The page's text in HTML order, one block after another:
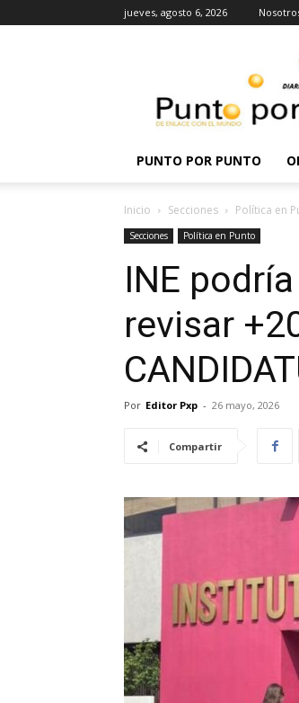
jueves, agosto 6, 2026
PUNTO POR PUNTO
Inicio Secciones Política en
Secciones Política en Punto
INE
revisar
Por Editor Pxp - 26 mayo, 2026
Compartir